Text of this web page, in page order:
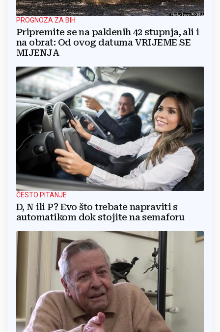
PROGNOZA ZA BIH
Pripremite se na paklenih 42 stupnja, ali i
na obrat: Od ovog datuma VRIJEME SE
MIJENJA
ČESTO PITANJE
D, N ili P? Evo što trebate napraviti s
automatikom dok stojite na semaforu